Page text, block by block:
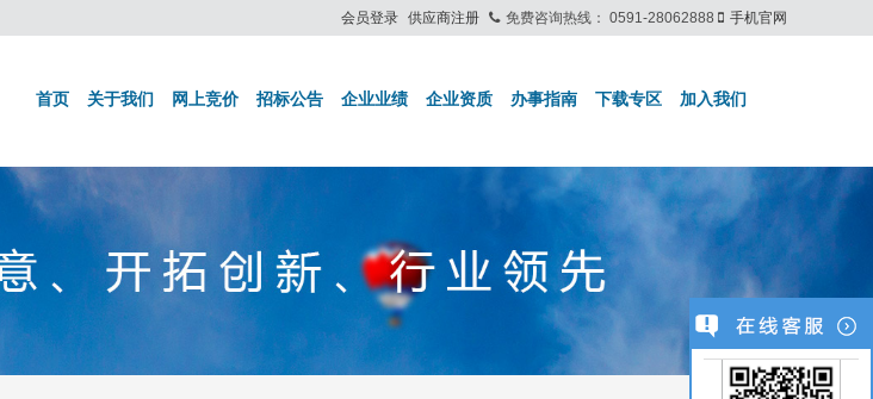
会员登录 供应商注册 免费咨询热线： 0591-28062888 手机官网
首页 关于我们 网上竞价 招标公告 企业业绩 企业资质 办事指南 下载专区 加入我们